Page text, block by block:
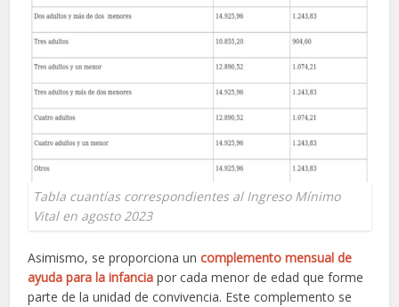
Tabla cuantías correspondientes al Ingreso Mínimo
Vital en agosto 2023
Asimismo, se proporciona un complemento mensual de
ayuda para la infancia por cada menor de edad que forme
parte de la unidad de convivencia. Este complemento se